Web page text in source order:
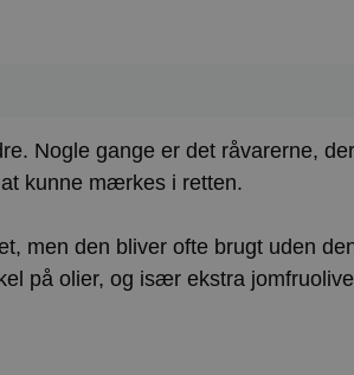
Nogle gange er det råvarerne,
kunne mærkes i retten.
men den bliver ofte brugt uden
på olier, og især ekstra